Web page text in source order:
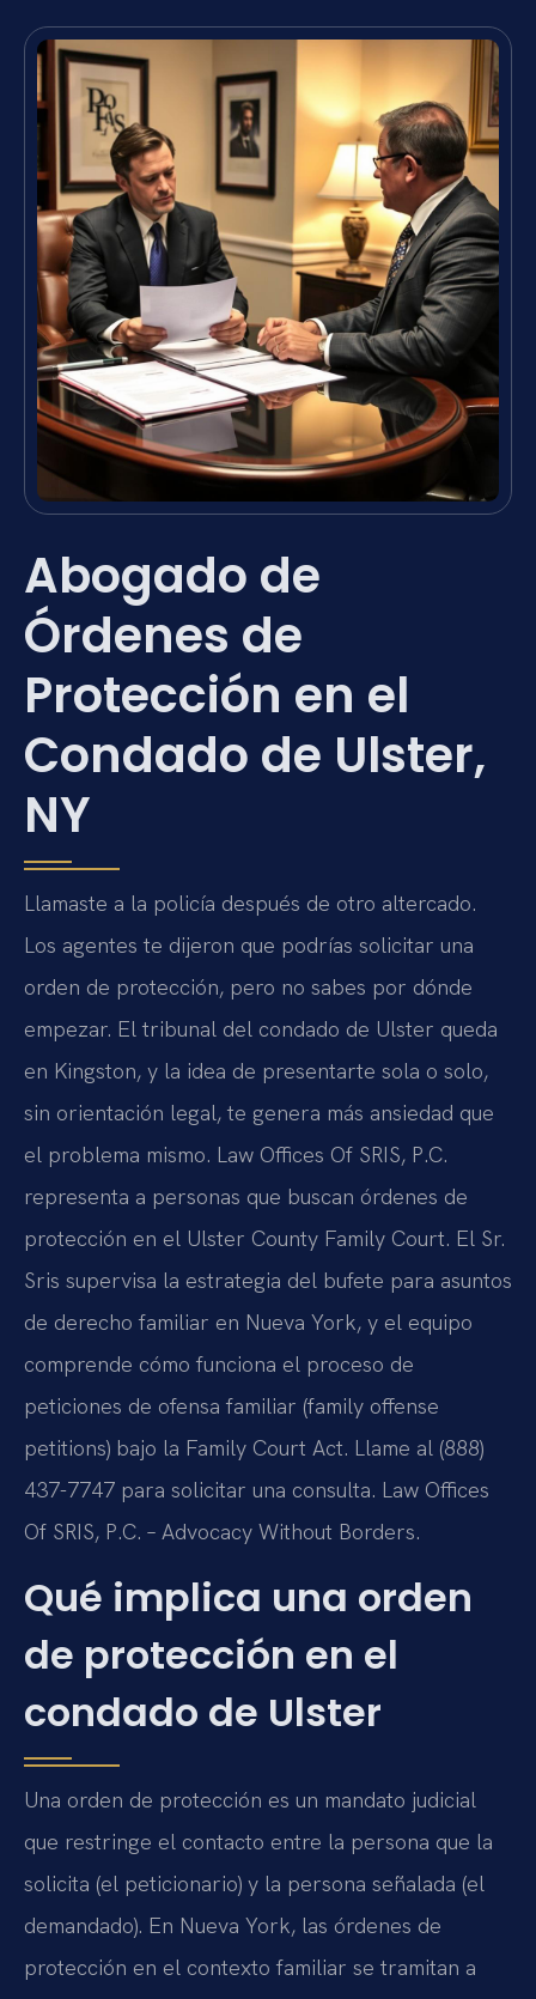
Abogado de
Órdenes de
Protección en el
Condado de Ulster,
NY
Llamaste a la policía después de otro altercado.
Los agentes te dijeron que podrías solicitar una
orden de protección, pero no sabes por dónde
empezar. El tribunal del condado de Ulster queda
en Kingston, y la idea de presentarte sola o solo,
sin orientación legal, te genera más ansiedad que
el problema mismo. Law Offices Of SRIS, P.C.
representa a personas que buscan órdenes de
protección en el Ulster County Family Court. El Sr.
Sris supervisa la estrategia del bufete para asuntos
de derecho familiar en Nueva York, y el equipo
comprende cómo funciona el proceso de
peticiones de ofensa familiar (family offense
petitions) bajo la Family Court Act. Llame al (888)
437-7747 para solicitar una consulta. Law Offices
Of SRIS, P.C. – Advocacy Without Borders.
Qué implica una orden
de protección en el
condado de Ulster
Una orden de protección es un mandato judicial
que restringe el contacto entre la persona que la
solicita (el peticionario) y la persona señalada (el
demandado). En Nueva York, las órdenes de
protección en el contexto familiar se tramitan a